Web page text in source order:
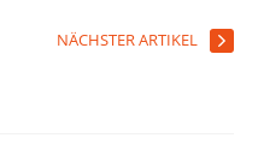
NÄCHSTER ARTIKEL